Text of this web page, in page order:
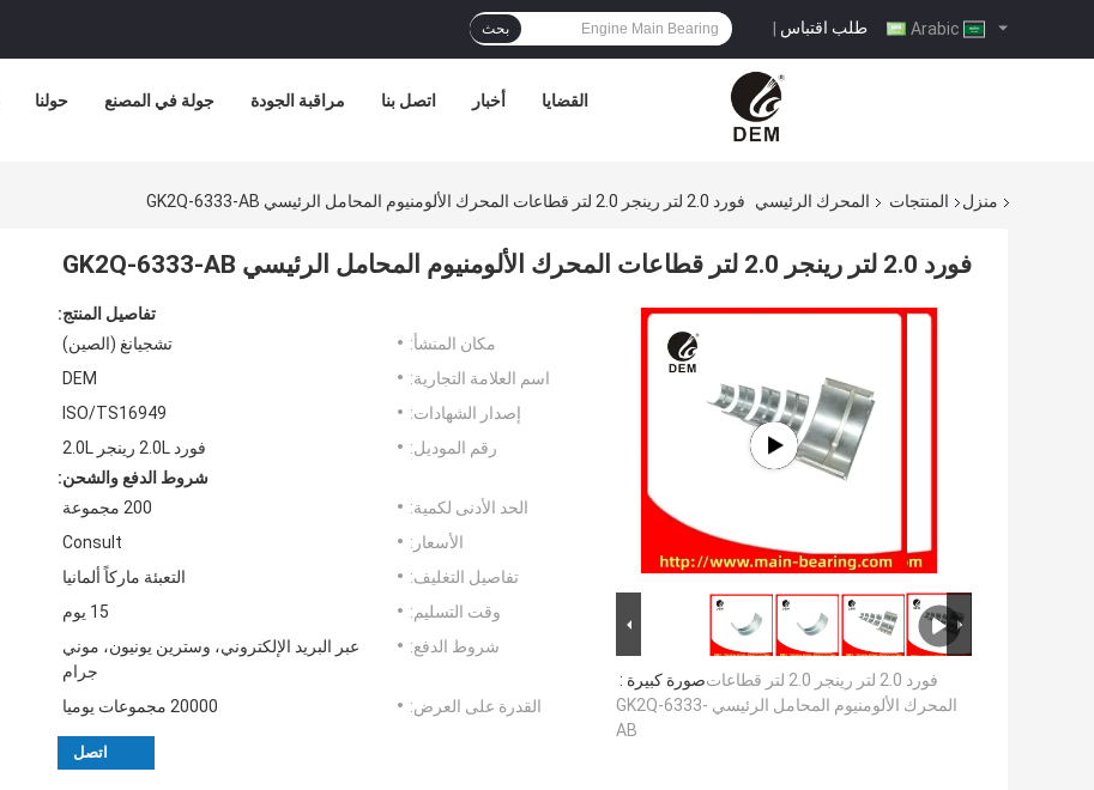
طلب اقتباس | بحث
حولنا جولة في المصنع مراقبة الجودة اتصل بنا أخبار القضايا
منزل المنتجات المحرك الرئيسي فورد 2.0 لتر رينجر 2.0 لتر قطاعات المحرك الألومنيوم المحامل الرئيسي GK2Q-6333-AB
فورد 2.0 لتر رينجر 2.0 لتر قطاعات المحرك الألومنيوم المحامل الرئيسي GK2Q-6333-AB
صورة كبيرة :فورد 2.0 لتر رينجر 2.0 لتر قطاعات
المحرك الألومنيوم المحامل الرئيسي GK2Q-6333-
AB
تفاصيل المنتج:
مكان المنشأ:
تشجيانغ (الصين)
اسم العلامة التجارية:
DEM
إصدار الشهادات:
ISO/TS16949
رقم الموديل:
فورد 2.0L رينجر 2.0L
شروط الدفع والشحن:
الحد الأدنى لكمية:
200 مجموعة
الأسعار:
Consult
تفاصيل التغليف:
التعبئة ماركاً ألمانيا
وقت التسليم:
15 يوم
شروط الدفع:
عبر البريد الإلكتروني، وسترين يونيون، موني
جرام
القدرة على العرض:
20000 مجموعات يوميا
اتصل